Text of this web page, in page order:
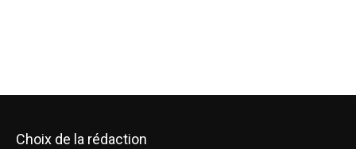
Choix de la rédaction